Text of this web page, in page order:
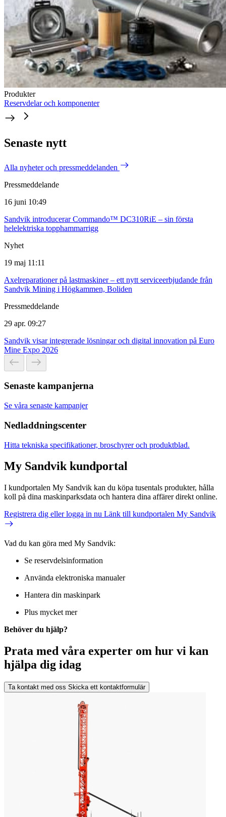
Produkter
Reservdelar och komponenter
Senaste nytt
Alla nyheter och pressmeddelanden
Pressmeddelande
16 juni 10:49
Sandvik introducerar Commando™ DC310RiE – sin första
helelektriska topphammarrigg
Nyhet
19 maj 11:11
Axelreparationer på lastmaskiner – ett nytt serviceerbjudande från
Sandvik Mining i Högkammen, Boliden
Pressmeddelande
29 apr. 09:27
Sandvik visar integrerade lösningar och digital innovation på Euro
Mine Expo 2026
Senaste kampanjerna
Se våra senaste kampanjer
Nedladdningscenter
Hitta tekniska specifikationer, broschyrer och produktblad.
My Sandvik kundportal
I kundportalen My Sandvik kan du köpa tusentals produkter, hålla
koll på dina maskinparksdata och hantera dina affärer direkt online.
Registrera dig eller logga in nu Länk till kundportalen My Sandvik
Vad du kan göra med My Sandvik:
Se reservdelsinformation
Använda elektroniska manualer
Hantera din maskinpark
Plus mycket mer
Behöver du hjälp?
Prata med våra experter om hur vi kan
hjälpa dig idag
Ta kontakt med oss Skicka ett kontaktformulär